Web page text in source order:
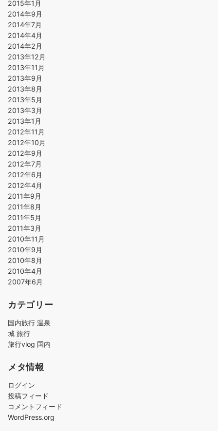
2015年1月
2014年9月
2014年7月
2014年4月
2014年2月
2013年12月
2013年11月
2013年9月
2013年8月
2013年5月
2013年3月
2013年1月
2012年11月
2012年10月
2012年9月
2012年7月
2012年6月
2012年4月
2011年9月
2011年8月
2011年5月
2011年3月
2010年11月
2010年9月
2010年8月
2010年4月
2007年6月
カテゴリー
国内旅行 温泉
城 旅行
旅行vlog 国内
メタ情報
ログイン
投稿フィード
コメントフィード
WordPress.org